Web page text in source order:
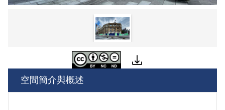
空間簡介與概述